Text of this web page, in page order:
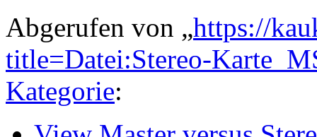
Abgerufen von „https://
title=Datei:Stereo-
Kategorie: